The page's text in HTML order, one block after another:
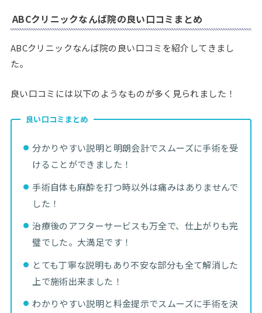
ABCクリニックなんば院の良い口コミまとめ
ABCクリニックなんば院の良い口コミを紹介してきまし
た。
良い口コミには以下のようなものが多く見られました！
良い口コミまとめ
分かりやすい説明と明朗会計でスムーズに手術を受
けることができました！
手術自体も麻酔を打つ時以外は痛みはありませんで
した！
治療後のアフターサービスも万全で、仕上がりも完
璧でした。大満足です！
とても丁寧な説明もあり不安な部分も全て解消した
上で施術出来ました！
わかりやすい説明と料金提示でスムーズに手術を決